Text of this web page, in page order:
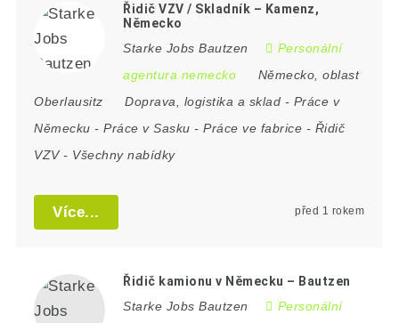
Řidič VZV / Skladník – Kamenz,
Německo
Starke Jobs Bautzen
Personální
agentura nemecko
Německo ,oblast
Oberlausitz
Doprava, logistika a sklad - Práce v
Německu -Práce v Sasku -Práce ve fabrice - Řidič
VZV- Všechny nabídky
Více... před 1 rokem
Řidič kamionu v Německu – Bautzen
Starke Jobs Bautzen
Personální